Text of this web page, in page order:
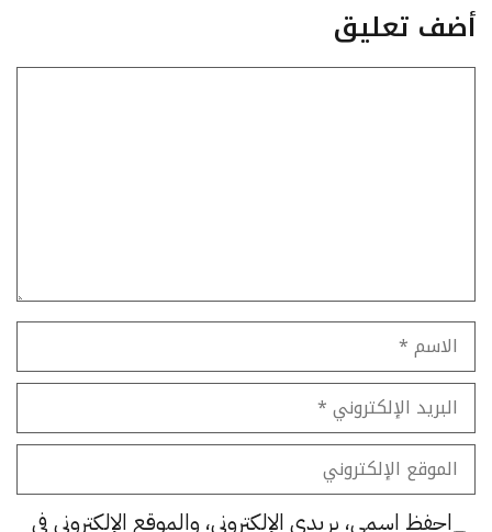
أضف تعليق
الاسم
البريد
الإلكتروني
الموقع
الإلكتروني
احفظ اسمي، بريدي الإلكتروني، والموقع الإلكتروني في